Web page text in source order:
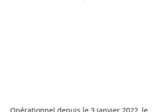
Opérationnel depuis le 3 janvier 2022, le